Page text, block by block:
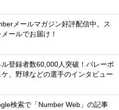
メールマガジン好評配信中。ス
ールでお届け！
登録者数60,000人突破！バレーボ
、野球などの選手のインタビュー
検索で「Number Web」の記事